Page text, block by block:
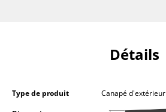
Chariots & Dessertes
Détails
Type de produit
Canapé d'extérieur